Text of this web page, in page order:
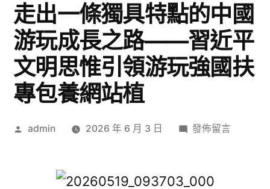
走出一條獨具特點的中國
游玩成長之路——習近平
文明思惟引領游玩強國扶
專包養網站植
作
admin 2026 年 6 月 3 日
在
一
發佈留言